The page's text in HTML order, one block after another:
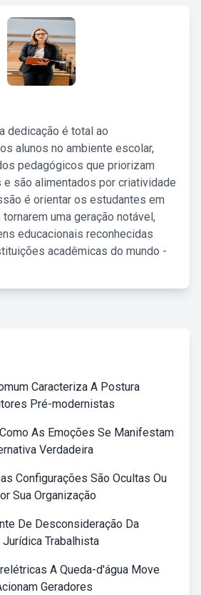
dedicação é total ao
alunos no ambiente escolar,
pedagógicos que priorizam
e são alimentados por criatividade
é orientar os estudantes em
uma geração notável,
educacionais reconhecidas
acadêmicas do mundo -
Caracteriza A Postura
Pré-modernistas
As Emoções Se Manifestam
Verdadeira
Configurações São Ocultas Ou
Sua Organização
De Desconsideração Da
Trabalhista
A Queda-d'água Move
Geradores